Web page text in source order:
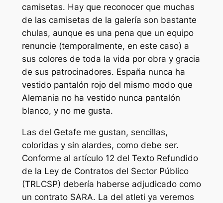
camisetas. Hay que reconocer que muchas
de las camisetas de la galería son bastante
chulas, aunque es una pena que un equipo
renuncie (temporalmente, en este caso) a
sus colores de toda la vida por obra y gracia
de sus patrocinadores. España nunca ha
vestido pantalón rojo del mismo modo que
Alemania no ha vestido nunca pantalón
blanco, y no me gusta.
Las del Getafe me gustan, sencillas,
coloridas y sin alardes, como debe ser.
Conforme al artículo 12 del Texto Refundido
de la Ley de Contratos del Sector Público
(TRLCSP) debería haberse adjudicado como
un contrato SARA. La del atleti ya veremos